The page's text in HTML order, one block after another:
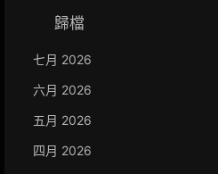
歸檔
七月 2026
六月 2026
五月 2026
四月 2026